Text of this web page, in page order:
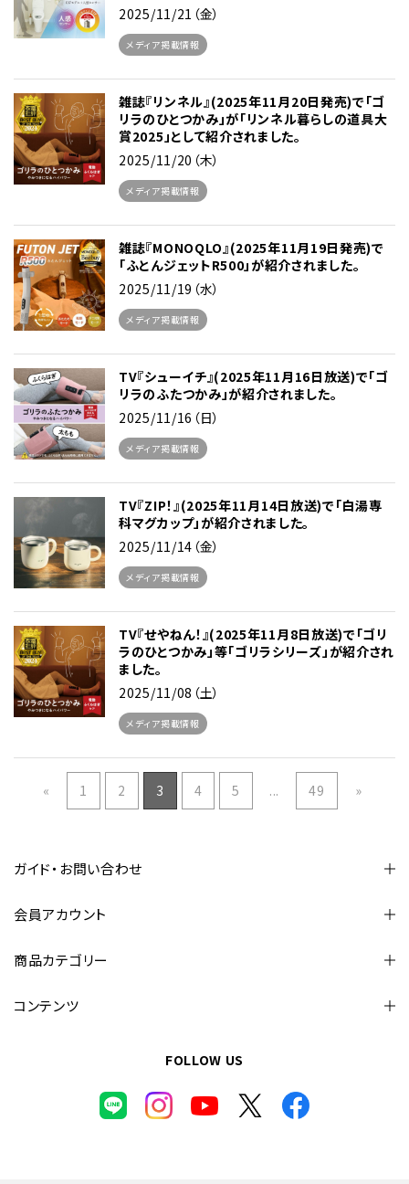
2025/11/21（金）
メディア掲載情報
雑誌『リンネル』(2025年11月20日発売)で「ゴ
リラのひとつかみ」が「リンネル暮らしの道具大
賞2025」として紹介されました。
2025/11/20（木）
メディア掲載情報
雑誌『MONOQLO』(2025年11月19日発売)で
「ふとんジェットR500」が紹介されました。
2025/11/19（水）
メディア掲載情報
TV『シューイチ』(2025年11月16日放送)で「ゴ
リラのふたつかみ」が紹介されました。
2025/11/16（日）
メディア掲載情報
TV『ZIP！』(2025年11月14日放送)で「白湯専
科マグカップ」が紹介されました。
2025/11/14（金）
メディア掲載情報
TV『せやねん！』(2025年11月8日放送)で「ゴリ
ラのひとつかみ」等「ゴリラシリーズ」が紹介され
ました。
2025/11/08（土）
メディア掲載情報
« 1 2 3 4 5 ... 49 »
ガイド・お問い合わせ
会員アカウント
商品カテゴリー
コンテンツ
FOLLOW US